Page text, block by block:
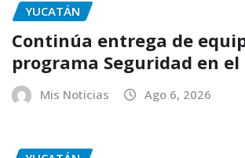
YUCATÁN
Continúa entrega de
programa Seguridad en
Mis Noticias Ago 6, 2026